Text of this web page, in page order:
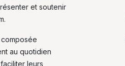
et soutenir
au quotidien
leurs